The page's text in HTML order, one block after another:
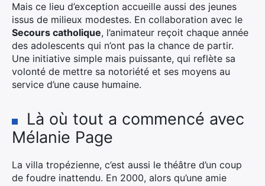
Mais ce lieu d’exception accueille aussi des jeunes
issus de milieux modestes. En collaboration avec le
Secours catholique, l’animateur reçoit chaque année
des adolescents qui n’ont pas la chance de partir.
Une initiative simple mais puissante, qui reflète sa
volonté de mettre sa notoriété et ses moyens au
service d’une cause humaine.
Là où tout a commencé avec
Mélanie Page
La villa tropézienne, c’est aussi le théâtre d’un coup
de foudre inattendu. En 2000, alors qu’une amie